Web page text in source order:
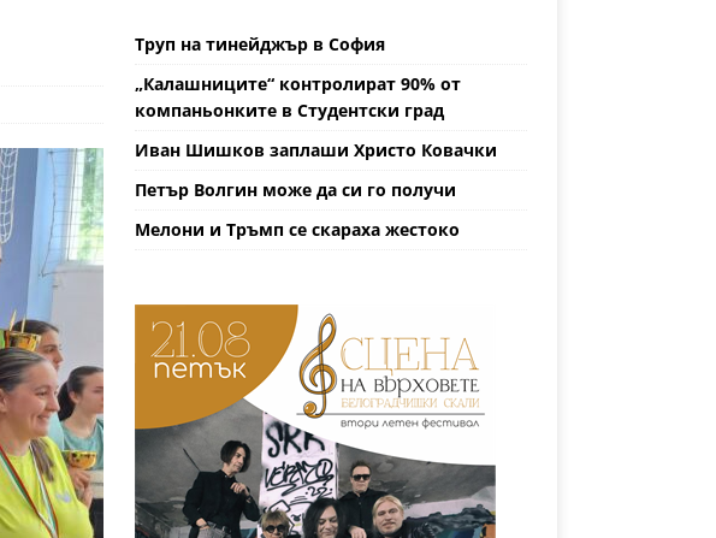
Труп на тинейджър в София
„Калашниците“ контролират 90% от
компаньонките в Студентски град
Иван Шишков заплаши Христо Ковачки
Петър Волгин може да си го получи
Мелони и Тръмп се скараха жестоко